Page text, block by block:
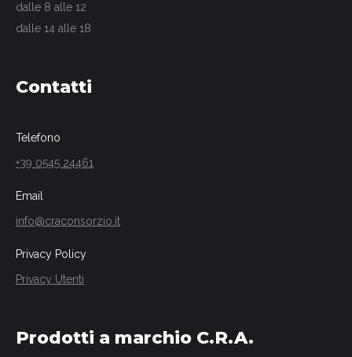
dalle 8 alle 12
dalle 14 alle 18
Contatti
Telefono
+39 0545 24461
Email
info@craconsorzio.it
Privacy Policy
Privacy Utenti
Prodotti a marchio C.R.A.